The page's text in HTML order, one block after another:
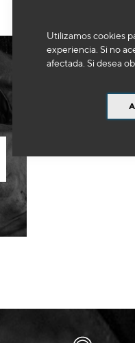
Utilizamos cookies
experiencia. Si no
afectada. Si desea
No